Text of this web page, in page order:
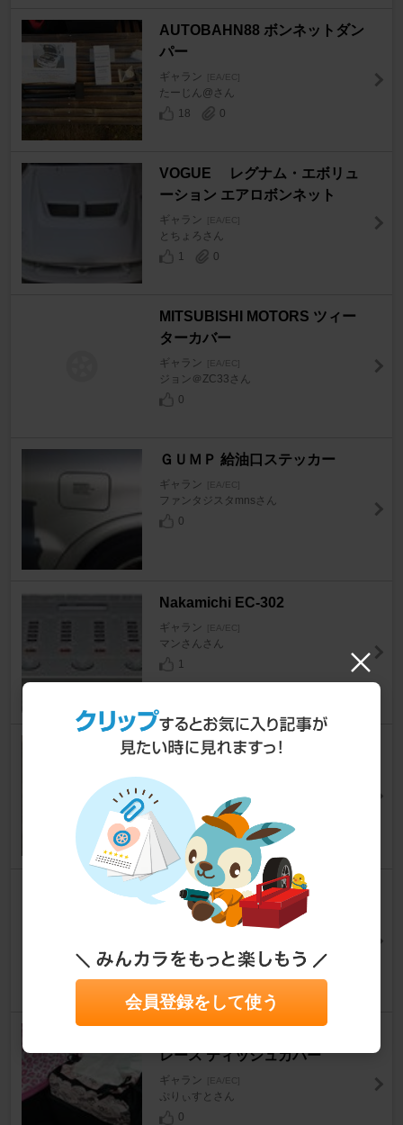
AUTOBAHN88 ボンネットダン
パー
ギャラン [EA/EC]
たーじん@さん
18
0
VOGUE レグナム・エボリュ
ーション エアロボンネット
ギャラン [EA/EC]
とちょろさん
1
0
MITSUBISHI MOTORS ツィー
ターカバー
ギャラン [EA/EC]
ジョン＠ZC33さん
0
ＧＵＭＰ 給油口ステッカー
ギャラン [EA/EC]
ファンタジスタmnsさん
0
Nakamichi EC-302
ギャラン [EA/EC]
マンさんさん
1
ＨＫＳランエボⅵ用 メタルキ
用 メタルキャタライザー
ギャラン [EA/EC]
はちみつ少年さん
0
もきっぷいんだすとりー アワア
RipVanさん
レース ティッシュカバー
ギャラン [EA/EC]
ぷりぃすとさん
0
会員登録をして使う